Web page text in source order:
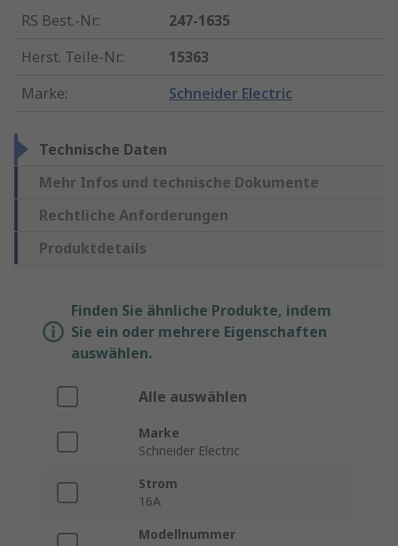
RS Best.-Nr.:
247-1635
Herst. Teile-Nr.:
15363
Marke: Schneider Electric
Technische Daten
Mehr Infos und technische Dokumente
Rechtliche Anforderungen
Produktdetails
Finden Sie ähnliche Produkte, indem
Sie ein oder mehrere Eigenschaften
auswählen.
Alle auswählen
Marke
Schneider Electric
Strom
16A
Modellnummer